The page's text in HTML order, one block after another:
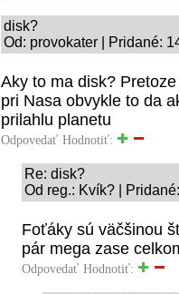
disk?
Od: provokater | Pridané:
Aky to ma disk?
pri Nasa obvykle to da
prilahlu planetu
Odpovedať Hodnotiť:
Re: disk?
Od reg.: Kvík? |
Foťáky sú väčšinou
pár mega zase
Odpovedať Hodnotiť: